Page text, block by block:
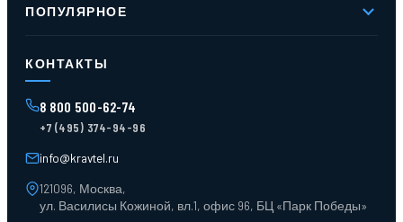
Контакты
Доставка и оплата
ПОПУЛЯРНОЕ
Контейнеры для отходов
Поддоны
Ящики пластиковые
Тара пласт. и металл.
Тележки для склада
КОНТАКТЫ
8 800 500-62-74
+7 (495) 374-94-96
info@kravtel.ru
121096, Москва,
ул. Василисы Кожиной, вл.1, офис 96, БЦ «Парк Победы»